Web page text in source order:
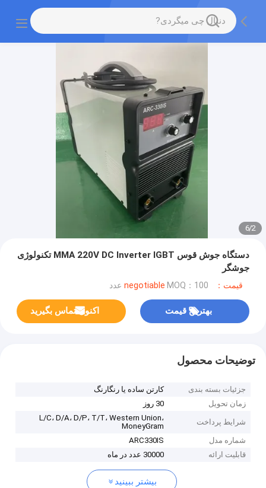
2
/
6
دستگاه جوش قوس MMA 220V DC Inverter IGBT تکنولوژی
جوشگر
قیمت：negotiable MOQ：100 عدد
بهترین قیمت اکنون تماس بگیرید
توضیحات محصول
جزئیات بسته بندی
کارتن ساده یا رنگارنگ
زمان تحویل
30 روز
شرایط پرداخت
L/C، D/A، D/P، T/T، Western Union،
MoneyGram
شماره مدل
ARC330IS
قابلیت ارائه
30000 عدد در ماه
بیشتر ببینید